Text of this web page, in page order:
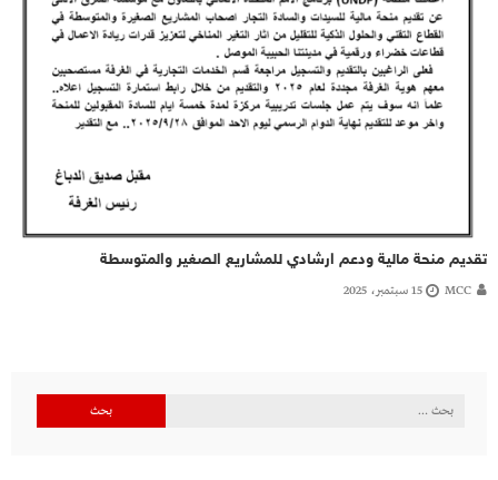
تقديم منحة مالية ودعم ارشادي للمشاريع الصغير والمتوسطة
MCC 15 سبتمبر، 2025
البحث